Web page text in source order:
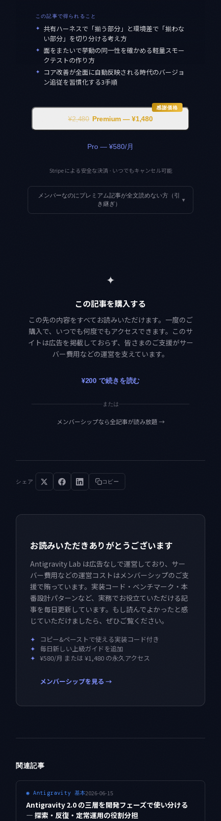
この記事で得られること
✦ 共有ハーネスで「揃う部分」と環境差で「揃わな
い部分」を切り分ける考え方
✦ 面をまたいで挙動の同一性を確かめる軽量スモー
クテストの作り方
✦
コア改善が全面に自動反映される時代のバージョ
ン追従を習慣化する3手順
感謝価格
¥2,480 Premium — ¥1,480
Pro — ¥580/月
Stripe による安全な決済 · いつでもキャンセル可能
メンバーなのにプレミアム記事が全文読めない方（引
き継ぎ）
▾
✦
この記事を購入する
この先の内容をすべてお読みいただけます。一度のご
購入で、いつでも何度でもアクセスできます。このサ
イトは広告を掲載しておらず、皆さまのご支援がサー
バー費用などの運営を支えています。
¥200 で続きを読む
または
メンバーシップなら全記事が読み放題→
シェア コピー
お読みいただきありがとうございます
Antigravity Lab は広告なしで運営しており、サー
バー費用などの運営コストはメンバーシップのご支
援で賄っています。実装コード・ベンチマーク・本
番設計パターンなど、実務でお役立ていただける記
事を毎日更新しています。もし読んでよかったと感
じていただけましたら、ぜひご覧ください。
✦
コピー&ペーストで使える実装コード付き
✦ 毎日新しい上級ガイドを追加
✦ ¥580/月 または ¥1,480 の永久アクセス
メンバーシップを見る →
関連記事
◉ Antigravity 基本2026-06-15
Antigravity 2.0 の三層を開発フェーズで使い分ける
— 探索・反復・定常運用の役割分担